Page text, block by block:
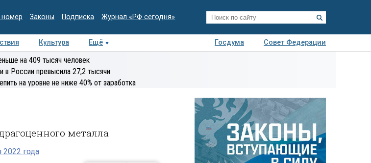
Законы Подписка Журнал «РФ сегодня»
Культура Ещё Госдума
Совет Федерации
Интервью Колумнисты
на 409 тысяч человек
в России превысила 27,2 тысячи
на уровне не ниже 40% от заработка
металла
2022 года